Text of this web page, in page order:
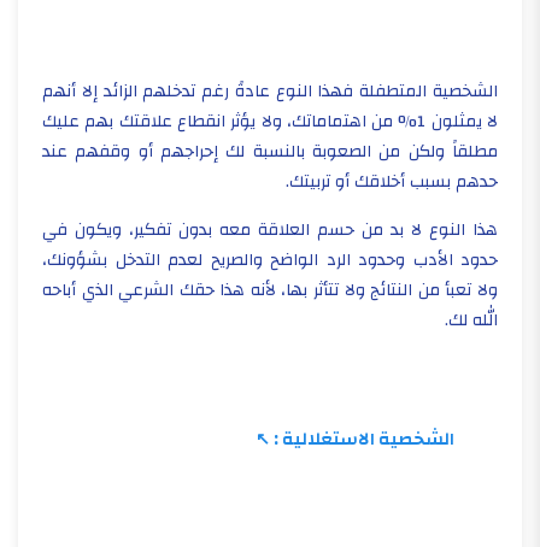
الشخصية المتطفلة فهذا النوع عادةً رغم تدخلهم الزائد إلا أنهم
لا يمثلون 1% من اهتماماتك، ولا يؤثر انقطاع علاقتك بهم عليك
مطلقاً ولكن من الصعوبة بالنسبة لك إحراجهم أو وقفهم عند
حدهم بسبب أخلاقك أو تربيتك.
هذا النوع لا بد من حسم العلاقة معه بدون تفكير، ويكون في
حدود الأدب وحدود الرد الواضح والصريح لعدم التدخل بشؤونك،
ولا تعبأ من النتائج ولا تتأثر بها، لأنه هذا حقك الشرعي الذي أباحه
الله لك.
الشخصية الاستغلالية :